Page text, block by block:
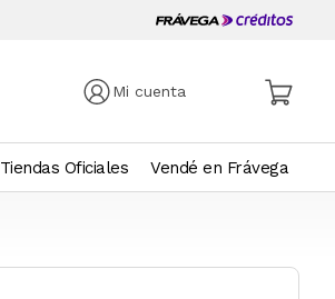
Mi cuenta
Tiendas Oficiales Vendé en Frávega